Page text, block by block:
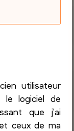
utilisateur
le logiciel de
que j'ai
ceux de ma